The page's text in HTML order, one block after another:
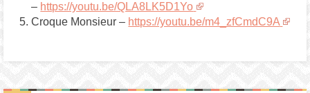
– https://youtu.be/QLA8LK5D1Yo
Croque Monsieur – https://youtu.be/m4_zfCmdC9A